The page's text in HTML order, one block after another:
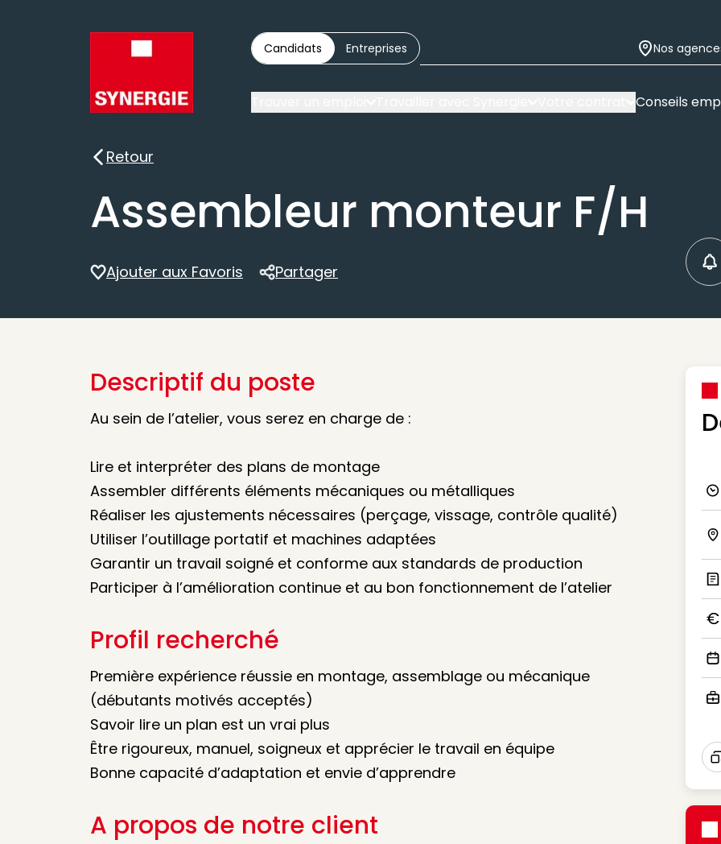
Candidats Entreprises Nos
Conseils
Retour
Retour
Assembleur monteur F/H
Ajouter aux Favoris
Partager
Partager
Descriptif du poste
Au sein de l’atelier, vous serez en charge de :
Lire et interpréter des plans de montage
Assembler différents éléments mécaniques ou métalliques
Réaliser les ajustements nécessaires (perçage, vissage, contrôle qualité)
Utiliser l’outillage portatif et machines adaptées
Garantir un travail soigné et conforme aux standards de production
Participer à l’amélioration continue et au bon fonctionnement de l’atelier
Profil recherché
Première expérience réussie en montage, assemblage ou mécanique
(débutants motivés acceptés)
Savoir lire un plan est un vrai plus
Être rigoureux, manuel, soigneux et apprécier le travail en équipe
Bonne capacité d’adaptation et envie d’apprendre
A propos de notre client